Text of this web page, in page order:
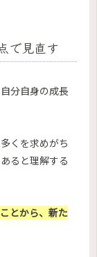
で見直す
分自身の成長
くを求めがち
ると理解する
とから、新た